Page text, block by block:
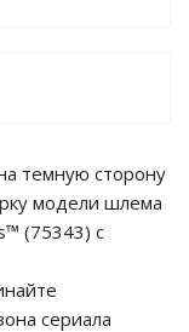
темную сторону
модели шлема
(75343) с
сериала